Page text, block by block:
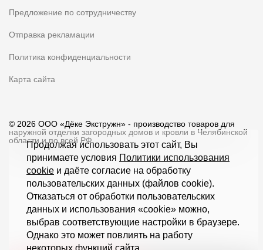
Предложение по сотрудничеству
Отправка рекламации
Политика конфиденциальности
Карта сайта
© 2026 ООО «Дёке Экстружн» - производство товаров для
наружной отделки загородных домов и кровли в Челябинской
области и по всей РФ
Продолжая использовать этот сайт, Вы
принимаете условия Политики использования
cookie и даёте согласие на обработку
пользовательских данных (файлов cookie).
Отказаться от обработки пользовательских
данных и использования «cookie» можно,
выбрав соответствующие настройки в браузере.
Однако это может повлиять на работу
некоторых функций сайта.